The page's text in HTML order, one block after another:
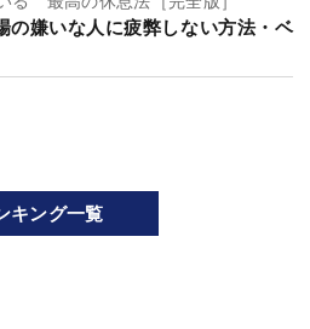
の嫌いな人に疲弊しない方法・ベ
キング一覧